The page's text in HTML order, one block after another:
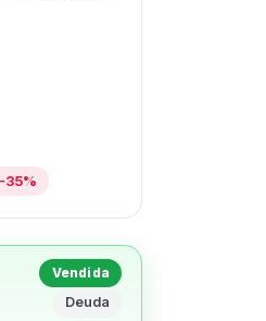
-35%
Vendida
Deuda